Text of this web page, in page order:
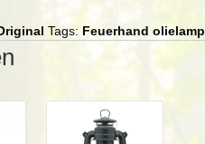
Tags: Feuerhand olielamp